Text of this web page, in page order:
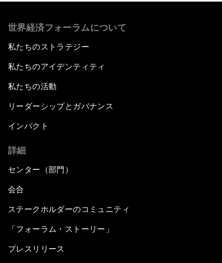
世界経済フォーラムについて
私たちのストラテジー
私たちのアイデンティティ
私たちの活動
リーダーシップとガバナンス
インパクト
詳細
センター（部門）
会合
ステークホルダーのコミュニティ
「フォーラム・ストーリー」
プレスリリース